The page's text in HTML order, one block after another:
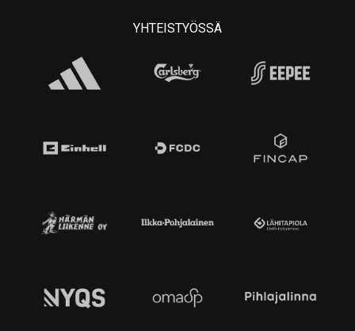
YHTEISTYÖSSÄ